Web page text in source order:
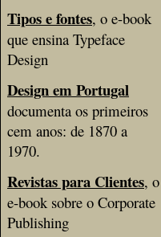
Tipos e fontes, o e-book
que ensina Typeface
Design
Design em Portugal
documenta os primeiros
cem anos: de 1870 a
1970.
Revistas para Clientes, o
e-book sobre o Corporate
Publishing